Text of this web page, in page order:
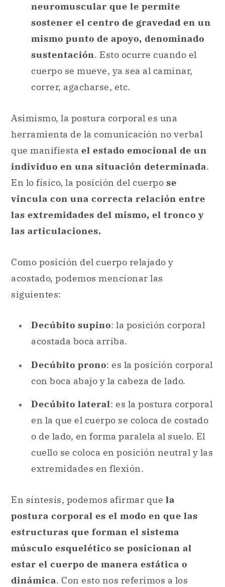
neuromuscular que le permite
sostener el centro de gravedad en un
mismo punto de apoyo, denominado
sustentación. Esto ocurre cuando el
cuerpo se mueve, ya sea al caminar,
correr, agacharse, etc.
Asimismo, la postura corporal es una
herramienta de la comunicación no verbal
que manifiesta el estado emocional de un
individuo en una situación determinada.
En lo físico, la posición del cuerpo se
vincula con una correcta relación entre
las extremidades del mismo, el tronco y
las articulaciones.
Como posición del cuerpo relajado y
acostado, podemos mencionar las
siguientes:
Decúbito supino: la posición corporal
acostada boca arriba.
Decúbito prono: es la posición corporal
con boca abajo y la cabeza de lado.
Decúbito lateral: es la postura corporal
en la que el cuerpo se coloca de costado
o de lado, en forma paralela al suelo. El
cuello se coloca en posición neutral y las
extremidades en flexión.
En síntesis, podemos afirmar que la
postura corporal es el modo en que las
estructuras que forman el sistema
músculo esquelético se posicionan al
estar el cuerpo de manera estática o
dinámica. Con esto nos referimos a los